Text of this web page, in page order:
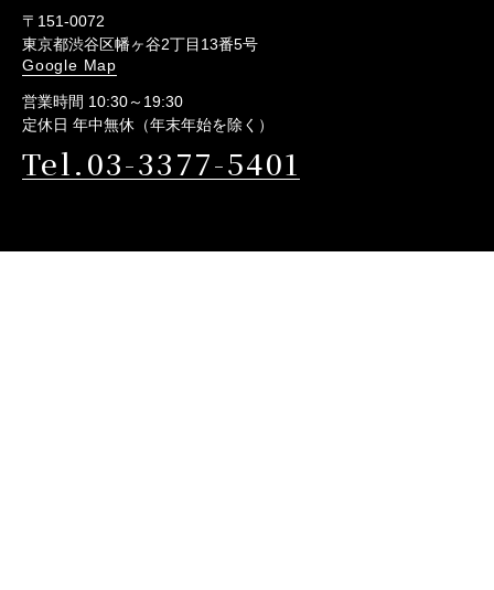
〒151-0072
東京都渋谷区幡ヶ谷2丁目13番5号
Google Map
営業時間 10:30～19:30
定休日 年中無休（年末年始を除く）
Tel.03-3377-5401